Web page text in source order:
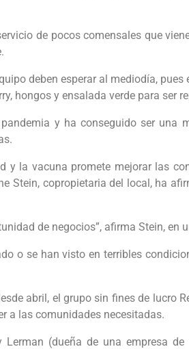
de pocos comensales que
deben esperar al mediodía,
hongos y ensalada verde para ser
y ha conseguido ser una
la vacuna promete mejorar las
Stein, copropietaria del local, ha
de negocios”, afirma Stein, en
o se han visto en terribles
abril, el grupo sin fines de lucro
a las comunidades necesitadas.
(dueña de una empresa